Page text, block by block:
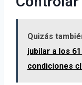
Quizás
jubilar a los
condiciones